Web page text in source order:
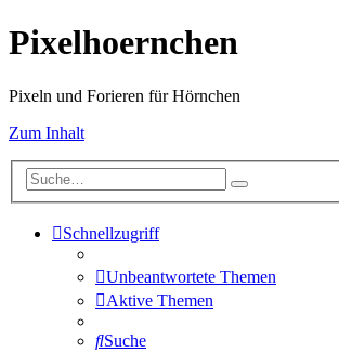
Pixelhoernchen
Pixeln und Forieren für Hörnchen
Zum Inhalt
Schnellzugriff
Unbeantwortete Themen
Aktive Themen
Suche